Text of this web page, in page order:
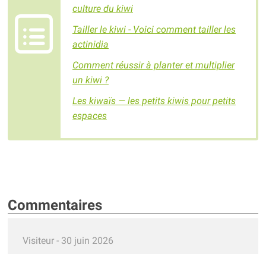
culture du kiwi
Tailler le kiwi - Voici comment tailler les
actinidia
Comment réussir à planter et multiplier
un kiwi ?
Les kiwaïs — les petits kiwis pour petits
espaces
Commentaires
Visiteur - 30 juin 2026